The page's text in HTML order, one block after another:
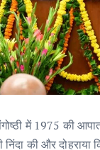
में 1975 की
की और